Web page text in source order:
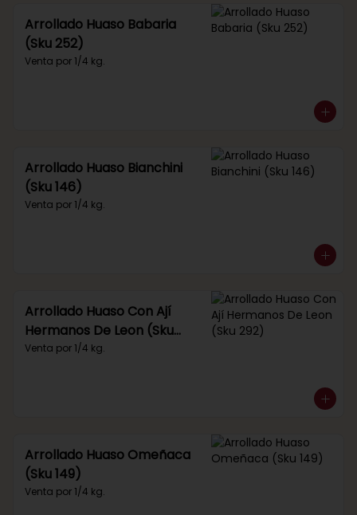
Arrollado Huaso Babaria
(Sku 252)
Venta por 1/4 kg.
Arrollado Huaso Bianchini
(Sku 146)
Venta por 1/4 kg.
Arrollado Huaso Con Ají
Hermanos De Leon (Sku
292)
Venta por 1/4 kg.
Arrollado Huaso Omeñaca
(Sku 149)
Venta por 1/4 kg.